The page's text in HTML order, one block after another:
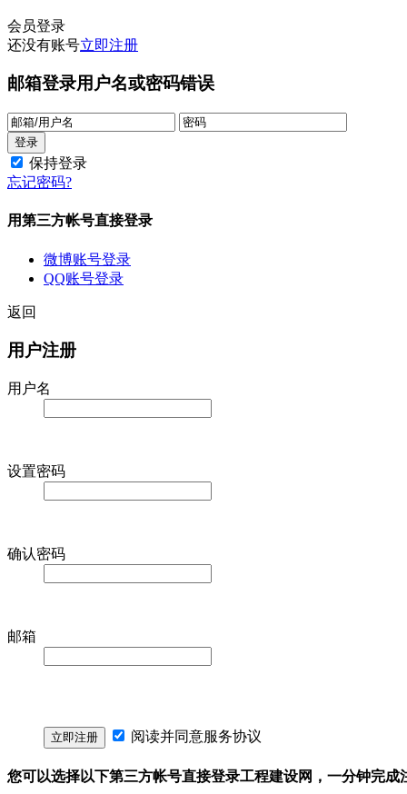
会员登录
还没有账号立即注册
邮箱登录用户名或密码错误
保持登录
忘记密码?
用第三方帐号直接登录
微博账号登录
QQ账号登录
返回
用户注册
用户名
设置密码
确认密码
邮箱
阅读并同意服务协议
您可以选择以下第三方帐号直接登录工程建设网，一分钟完成